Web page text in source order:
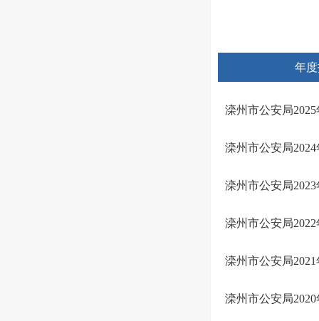
年
滦州市公安局
滦州市公安局
滦州市公安局
滦州市公安局
滦州市公安局
滦州市公安局